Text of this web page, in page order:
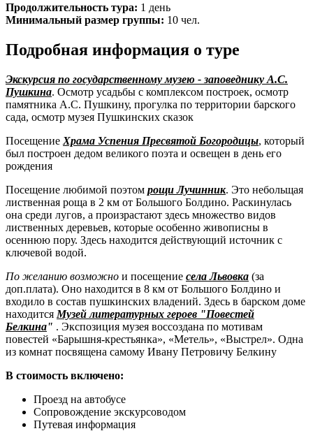
Продолжительность тура: 1 день
Минимальный размер группы: 10 чел.
Подробная информация о туре
Экскурсия по государственному музею - заповеднику А.С.
Пушкина. Осмотр усадьбы с комплексом построек, осмотр
памятника А.С. Пушкину, прогулка по территории барского
сада, осмотр музея Пушкинских сказок
Посещение Храма Успения Пресвятой Богородицы, который
был построен дедом великого поэта и освещен в день его
рождения
Посещение любимой поэтом рощи Лучинник. Это небольщая
лиственная роща в 2 км от Большого Болдино. Раскинулась
она среди лугов, а произрастают здесь множество видов
лиственных деревьев, которые особенно живописны в
осеннюю пору. Здесь находится действующий источник с
ключевой водой.
По желанию возможно и посещение села Львовка (за
доп.плата). Оно находится в 8 км от Большого Болдино и
входило в состав пушкинских владений. Здесь в барском доме
находится Музей литературных героев "Повестей
Белкина" . Экспозиция музея воссоздана по мотивам
повестей «Барышня-крестьянка», «Метель», «Выстрел». Одна
из комнат посвящена самому Ивану Петровичу Белкину
В стоимость включено:
Проезд на автобусе
Сопровождение экскурсоводом
Путевая информация